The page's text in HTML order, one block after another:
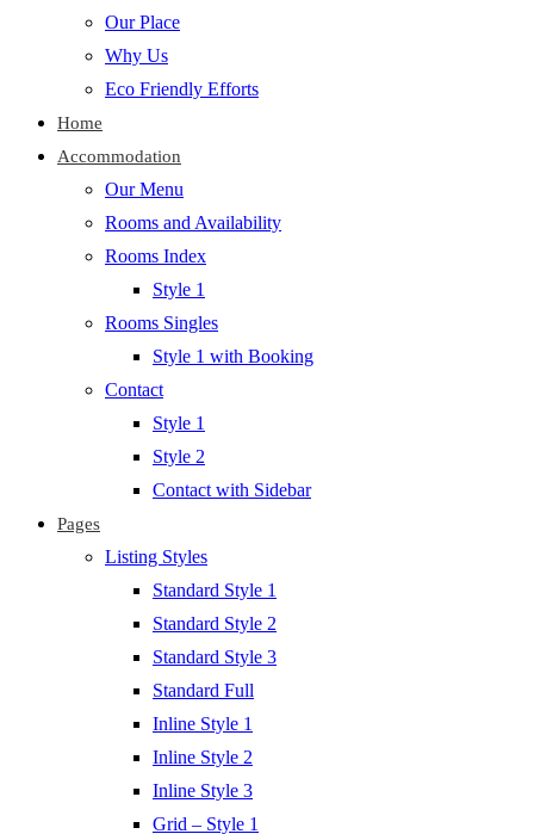
Our Place
Why Us
Eco Friendly Efforts
Home
Accommodation
Our Menu
Rooms and Availability
Rooms Index
Style 1
Rooms Singles
Style 1 with Booking
Contact
Style 1
Style 2
Contact with Sidebar
Pages
Listing Styles
Standard Style 1
Standard Style 2
Standard Style 3
Standard Full
Inline Style 1
Inline Style 2
Inline Style 3
Grid – Style 1